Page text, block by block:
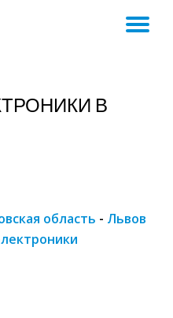
В
область - Львов